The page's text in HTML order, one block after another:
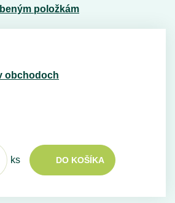
položkám
obchodoch
ks DO KOŠÍKA